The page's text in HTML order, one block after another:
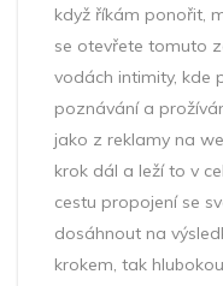
když říkám ponořit,
se otevřete tomuto
vodách intimity, kde
poznávání a
jako z reklamy na
krok dál a leží to v
cestu propojení se
dosáhnout na
krokem, tak